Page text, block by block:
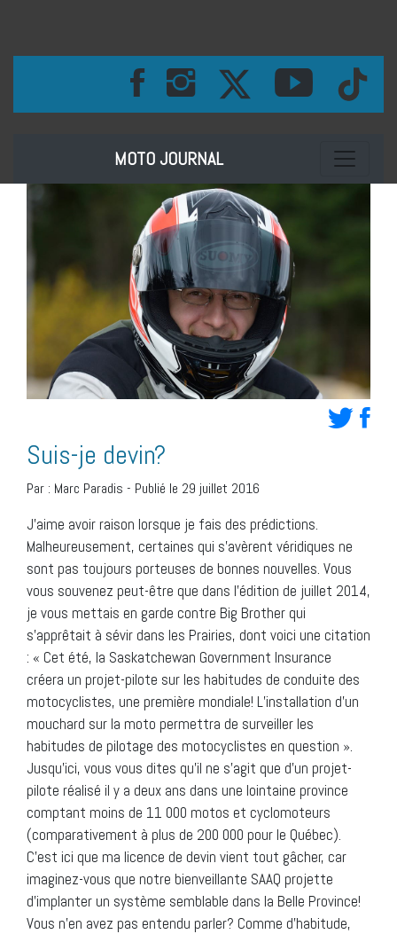
MOTO JOURNAL Toggle
Suis-je devin?
Par : Marc Paradis - Publié le 29 juillet 2016
J’aime avoir raison lorsque je fais des prédictions.
Malheureusement, certaines qui s’avèrent véridiques ne
sont pas toujours porteuses de bonnes nouvelles. Vous
vous souvenez peut-être que dans l’édition de juillet 2014,
je vous mettais en garde contre Big Brother qui
s’apprêtait à sévir dans les Prairies, dont voici une citation
: « Cet été, la Saskatchewan Government Insurance
créera un projet-pilote sur les habitudes de conduite des
motocyclistes, une première mondiale! L’installation d’un
mouchard sur la moto permettra de surveiller les
habitudes de pilotage des motocyclistes en question ».
Jusqu’ici, vous vous dites qu’il ne s’agit que d’un projet-
pilote réalisé il y a deux ans dans une lointaine province
comptant moins de 11 000 motos et cyclomoteurs
(comparativement à plus de 200 000 pour le Québec).
C’est ici que ma licence de devin vient tout gâcher, car
imaginez-vous que notre bienveillante SAAQ projette
d’implanter un système semblable dans la Belle Province!
Vous n’en avez pas entendu parler? Comme d’habitude,